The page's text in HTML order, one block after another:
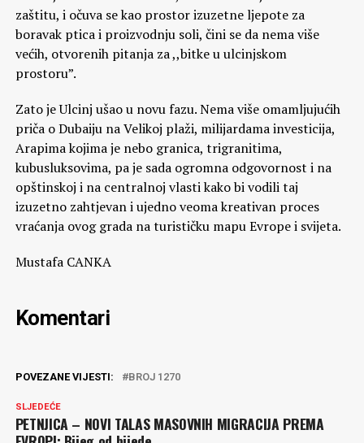
zaštitu, i očuva se kao prostor izuzetne ljepote za
boravak ptica i proizvodnju soli, čini se da nema više
većih, otvorenih pitanja za ,,bitke u ulcinjskom
prostoru”.
Zato je Ulcinj ušao u novu fazu. Nema više omamljujućih
priča o Dubaiju na Velikoj plaži, milijardama investicija,
Arapima kojima je nebo granica, trigranitima,
kubusluksovima, pa je sada ogromna odgovornost i na
opštinskoj i na centralnoj vlasti kako bi vodili taj
izuzetno zahtjevan i ujedno veoma kreativan proces
vraćanja ovog grada na turističku mapu Evrope i svijeta.
Mustafa CANKA
Komentari
POVEZANE VIJESTI: BROJ 1270
SLJEDEĆE
PETNJICA – NOVI TALAS MASOVNIH MIGRACIJA PREMA